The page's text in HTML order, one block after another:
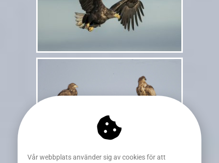
Vår webbplats använder sig av cookies för att